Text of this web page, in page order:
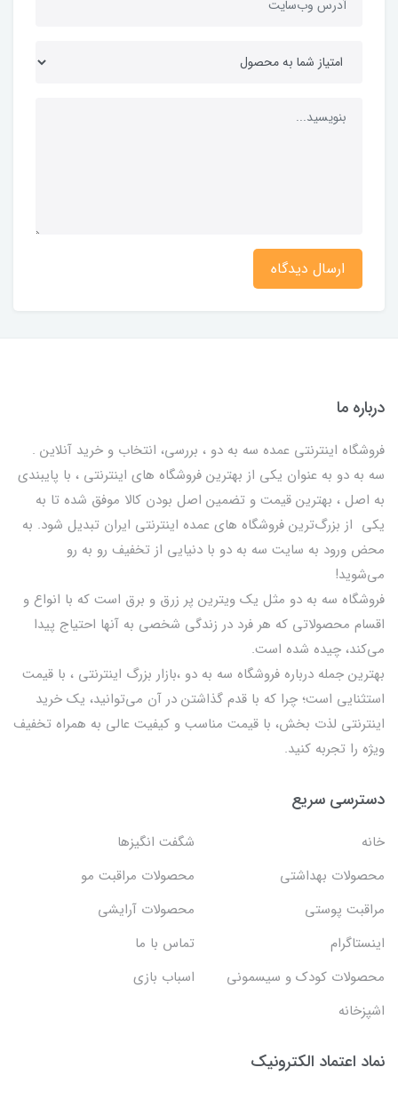
ارسال دیدگاه
درباره ما
فروشگاه اینترنتی عمده سه به دو ، بررسی، انتخاب و خرید آنلاین .
سه به دو به عنوان یکی از بهترين فروشگاه های اینترنتی ، با پایبندی
به اصل ، بهترين قيمت و تضمین اصل‌ بودن کالا موفق شده تا به
يكي از بزرگ‌ترين فروشگاه هاي عمده اینترنتی ایران تبدیل شود. به
محض ورود به سایت سه به دو با دنیایی از تخفيف رو به رو
می‌شوید!
فروشگاه سه به دو مثل یک ویترین پر زرق و برق است که با انواع و
اقسام محصولاتی که هر فرد در زندگی شخصی به آنها احتیاج پیدا
می‌کند، چیده شده است.
بهترين جمله درباره فروشگاه سه به دو ،بازار بزرگ اینترنتی ، با قيمت
استثنايي است؛ چرا که با قدم گذاشتن در آن می‌توانید، یک خرید
اینترنتی لذت بخش، با قیمت مناسب و کیفیت عالی به همراه تخفیف
ویژه را تجربه کنید.
دسترسی سریع
خانه
شگفت انگيزها
محصولات بهداشتي
محصولات مراقبت مو
مراقبت پوستی
محصولات آرایشی
اینستاگرام
تماس با ما
محصولات کودک و سیسمونی
اسباب بازی
اشپزخانه
نماد اعتماد الکترونیک